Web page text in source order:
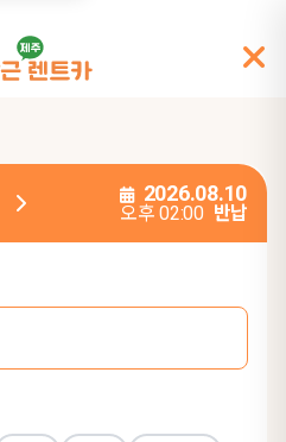
2026.08.10
오후 02:00 반납